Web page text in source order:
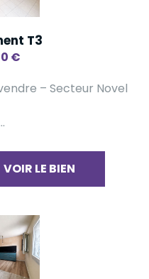
T3
€
– Secteur Novel
VOIR LE BIEN